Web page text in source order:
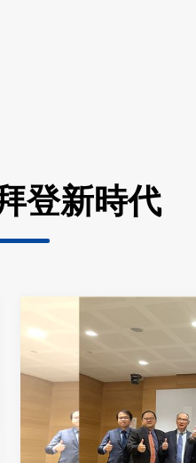
登新時代